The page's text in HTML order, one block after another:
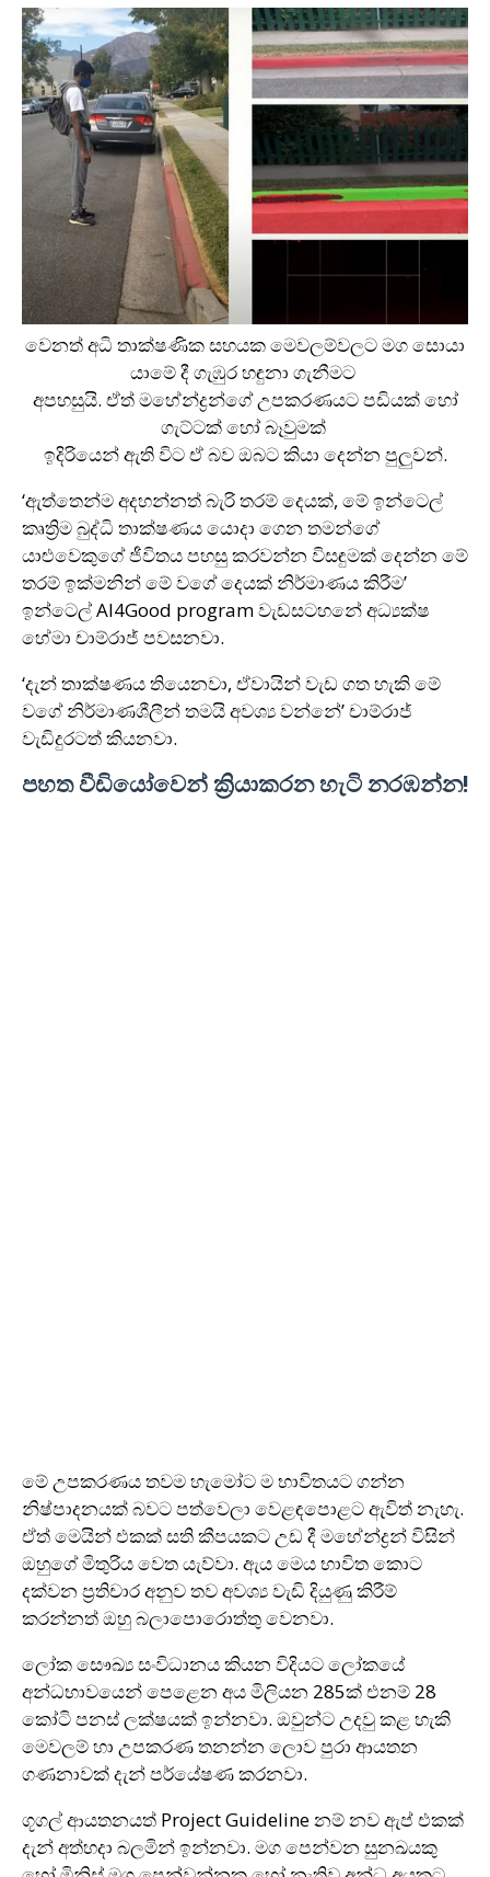
වෙනත් අධි තාක්ෂණික සහයක මෙවලම්වලට මග සොයා
යාමේ දී ගැඹුර හඳුනා ගැනීමට
අපහසුයි. ඒත් මහේන්ද්‍රන්ගේ උපකරණයට පඩියක් හෝ
ගැට්ටක් හෝ බෑවුමක්
ඉදිරියෙන් ඇති විට ඒ බව ඔබට කියා දෙන්න පුලුවන්.
‘ඇත්තෙන්ම අදහන්නත් බැරි තරම් දෙයක්, මේ ඉන්ටෙල්
කෘත්‍රිම බුද්ධි තාක්ෂණය යොදා ගෙන තමන්ගේ
යාළුවෙකුගේ ජීවිතය පහසු කරවන්න විසඳුමක් දෙන්න මේ
තරම් ඉක්මනින් මේ වගේ දෙයක් නිර්මාණය කිරීම’
ඉන්ටෙල් AI4Good program වැඩසටහනේ අධ්‍යක්ෂ
හේමා චාම්රාජ් පවසනවා.
‘දැන් තාක්ෂණය තියෙනවා, ඒවායින් වැඩ ගත හැකි මේ
වගේ නිර්මාණශීලීන් තමයි අවශ්‍ය වන්නේ’ චාම්රාජ්
වැඩිදුරටත් කියනවා.
පහත වීඩියෝවෙන් ක්‍රියාකරන හැටි නරඹන්න!
මේ උපකරණය තවම හැමෝට ම භාවිතයට ගන්න
නිෂ්පාදනයක් බවට පත්වෙලා වෙළඳපොළට ඇවිත් නැහැ.
ඒත් මෙයින් එකක් සති කීපයකට උඩ දී මහේන්ද්‍රන් විසින්
ඔහුගේ මිතුරිය වෙත යැව්වා. ඇය මෙය භාවිත කොට
දක්වන ප්‍රතිචාර අනුව තව අවශ්‍ය වැඩි දියුණු කිරීම්
කරන්නත් ඔහු බලාපොරොත්තු වෙනවා.
ලෝක සෞඛ්‍ය සංවිධානය කියන විදියට ලෝකයේ
අන්ධභාවයෙන් පෙළෙන අය මිලියන 285ක් එනම් 28
කෝටි පනස් ලක්ෂයක් ඉන්නවා. ඔවුන්ට උදවු කළ හැකි
මෙවලම් හා උපකරණ තනන්න ලොව පුරා ආයතන
ගණනාවක් දැන් පර්යේෂණ කරනවා.
ගූගල් ආයතනයත් Project Guideline නම් නව ඇප් එකක්
දැන් අත්හදා බලමින් ඉන්නවා. මග පෙන්වන සුනඛයකු